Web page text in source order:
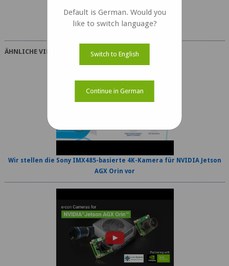
Häufig gestellte
Fragen
ÄHNLICHE VIDEOS
Wir stellen die Sony IMX485-basierte 4K-Kamera für NVIDIA Jetson
AGX Orin vor
Default is German. Would you
like to switch language?
Switch to English
Continue in German